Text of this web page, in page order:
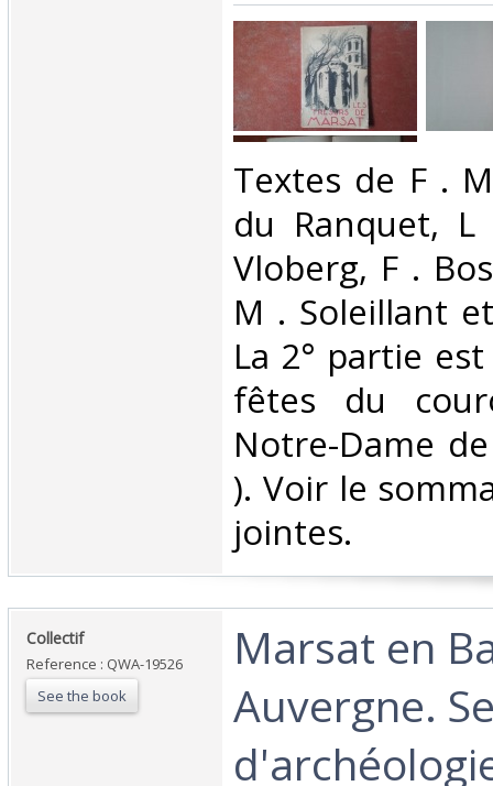
‎Textes de F .
du Ranquet,
Vloberg, F .
M . Soleillant
La 2° partie
fêtes du
Notre-Dame
). Voir le
jointes. ‎
‎Collectif ‎
Reference : QWA-19526
See the book
‎Marsat en
Auvergne.